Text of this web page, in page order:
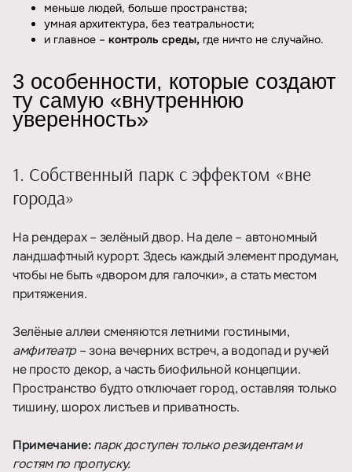
меньше людей, больше пространства;
умная архитектура, без театральности;
и главное – контроль среды, где ничто не случайно.
3 особенности, которые создают
ту самую «внутреннюю
уверенность»
1. Собственный парк с эффектом «вне
города»
На рендерах – зелёный двор. На деле – автономный
ландшафтный курорт. Здесь каждый элемент продуман,
чтобы не быть «двором для галочки», а стать местом
притяжения.
Зелёные аллеи сменяются летними гостиными,
амфитеатр– зона вечерних встреч, а водопад и ручей
не просто декор, а часть биофильной концепции.
Пространство будто отключает город, оставляя только
тишину, шорох листьев и приватность.
Примечание: парк доступен только резидентам и
гостям по пропуску.